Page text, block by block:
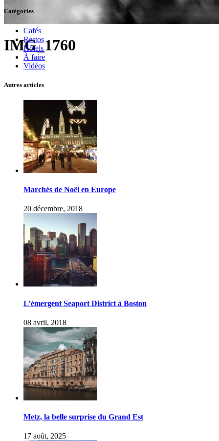
IMG_1760
Catégories
Cafés
Restos
Hôtels
À faire
Vidéos
Autres articles
Marchés de Noël en Europe
20 décembre, 2018
L’émergent Seaport District à Boston
08 avril, 2018
Metz, la belle surprise du Grand Est
17 août, 2025